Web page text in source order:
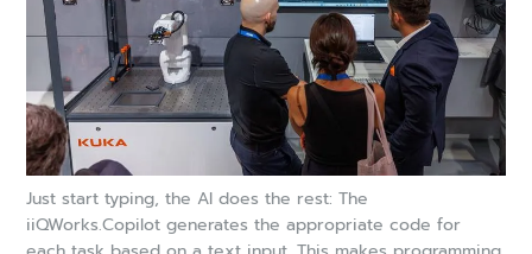
Just start typing, the AI does the rest: The
iiQWorks.Copilot generates the appropriate code for